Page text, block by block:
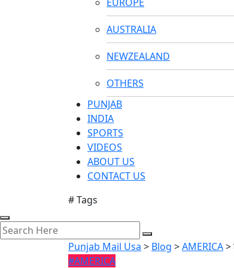
AUSTRALIA
NEWZEALAND
OTHERS
PUNJAB
INDIA
SPORTS
VIDEOS
ABOUT US
CONTACT US
# Tags
Punjab Mail Usa > Blog >AMERICA>
#AMERICA